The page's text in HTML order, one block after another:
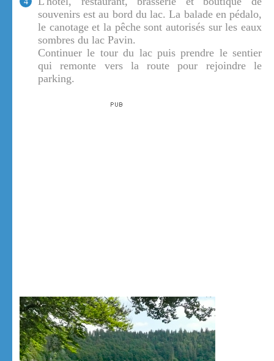
souvenirs est au bord du lac. La balade en pédalo,
le canotage et la pêche sont autorisés sur les eaux
sombres du lac Pavin.
Continuer le tour du lac puis prendre le sentier
qui remonte vers la route pour rejoindre le
parking.